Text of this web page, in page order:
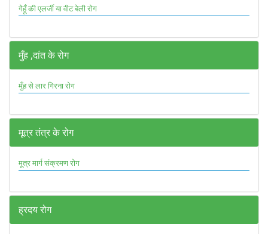
गेहूँ की एलर्जी या वीट बेली रोग
मुँह ,दांत के रोग
मुँह से लार गिरना रोग
मूत्र तंत्र के रोग
मूत्र मार्ग संक्रमण रोग
ह्रदय रोग